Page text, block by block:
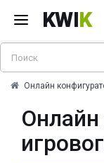
KWIK
Онлайн
Онлайн